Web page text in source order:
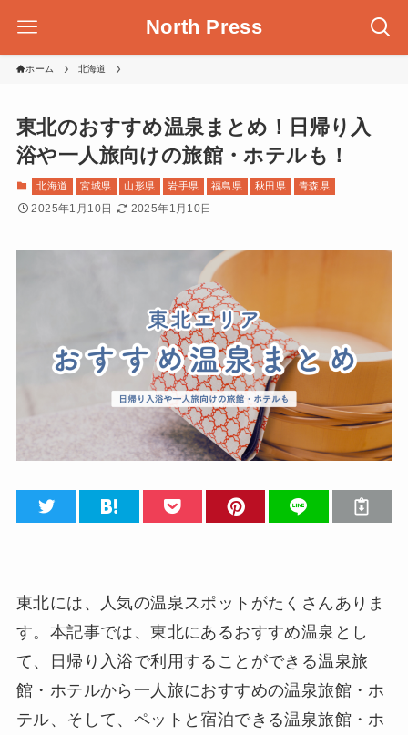
North Press
ホーム 北海道
東北のおすすめ温泉まとめ！日帰り入
浴や一人旅向けの旅館・ホテルも！
北海道 宮城県 山形県 岩手県 福島県 秋田県 青森県
2025年1月10日 2025年1月10日
東北には、人気の温泉スポットがたくさんありま
す。本記事では、東北にあるおすすめ温泉とし
て、日帰り入浴で利用することができる温泉旅
館・ホテルから一人旅におすすめの温泉旅館・ホ
テル、そして、ペットと宿泊できる温泉旅館・ホ